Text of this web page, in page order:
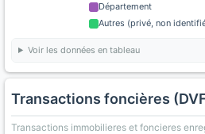
Département
Autres (privé, non
Voir les données en tableau
Transactions foncières
Transactions immobilieres et foncieres